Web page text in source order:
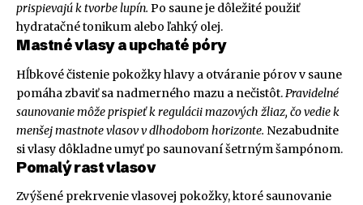
prispievajú k tvorbe lupín. Po saune je dôležité použiť
hydratačné tonikum alebo ľahký olej.
Mastné vlasy a upchaté póry
Hĺbkové čistenie pokožky hlavy a otváranie pórov v saune
pomáha zbaviť sa nadmerného mazu a nečistôt.Pravidelné
saunovanie môže prispieť k regulácii mazových žliaz, čo vedie k
menšej mastnote vlasov v dlhodobom horizonte. Nezabudnite
si vlasy dôkladne umyť po saunovaní šetrným šampónom.
Pomalý rast vlasov
Zvýšené prekrvenie vlasovej pokožky, ktoré saunovanie